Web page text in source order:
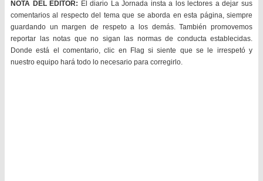
NOTA DEL EDITOR: El diario La Jornada insta a los lectores a dejar sus
comentarios al respecto del tema que se aborda en esta página, siempre
guardando un margen de respeto a los demás. También promovemos
reportar las notas que no sigan las normas de conducta establecidas.
Donde está el comentario, clic en Flag si siente que se le irrespetó y
nuestro equipo hará todo lo necesario para corregirlo.